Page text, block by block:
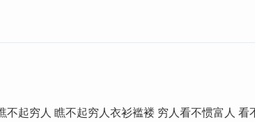
不起穷人 瞧不起穷人衣衫褴褛 穷人看不惯富人 看